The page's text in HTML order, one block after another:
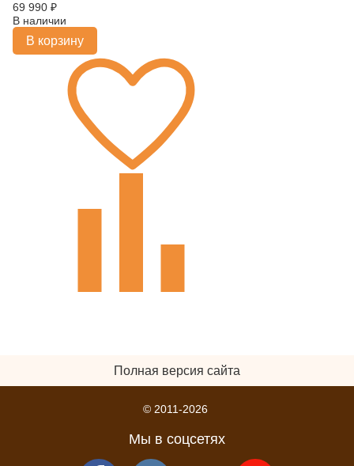
69 990 ₽
В наличии
В корзину
Полная версия сайта
© 2011-2026
Мы в соцсетях